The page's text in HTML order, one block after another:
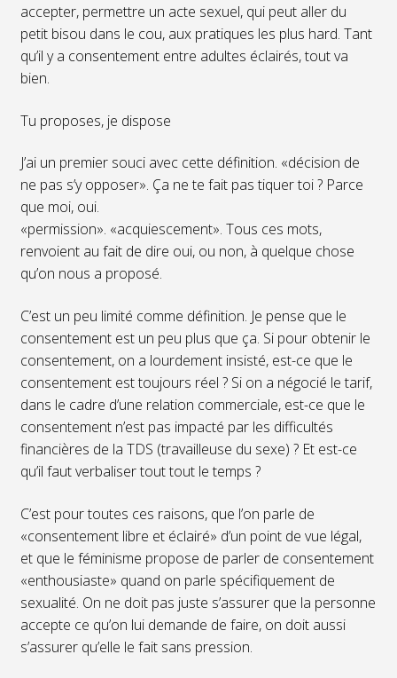
accepter, permettre un acte sexuel, qui peut aller du
petit bisou dans le cou, aux pratiques les plus hard. Tant
qu’il y a consentement entre adultes éclairés, tout va
bien.
Tu proposes, je dispose
J’ai un premier souci avec cette définition. «décision de
ne pas s’y opposer». Ça ne te fait pas tiquer toi ? Parce
que moi, oui.
«permission». «acquiescement». Tous ces mots,
renvoient au fait de dire oui, ou non, à quelque chose
qu’on nous a proposé.
C’est un peu limité comme définition. Je pense que le
consentement est un peu plus que ça. Si pour obtenir le
consentement, on a lourdement insisté, est-ce que le
consentement est toujours réel ? Si on a négocié le tarif,
dans le cadre d’une relation commerciale, est-ce que le
consentement n’est pas impacté par les difficultés
financières de la TDS (travailleuse du sexe) ? Et est-ce
qu’il faut verbaliser tout tout le temps ?
C’est pour toutes ces raisons, que l’on parle de
«consentement libre et éclairé» d’un point de vue légal,
et que le féminisme propose de parler de consentement
«enthousiaste» quand on parle spécifiquement de
sexualité. On ne doit pas juste s’assurer que la personne
accepte ce qu’on lui demande de faire, on doit aussi
s’assurer qu’elle le fait sans pression.